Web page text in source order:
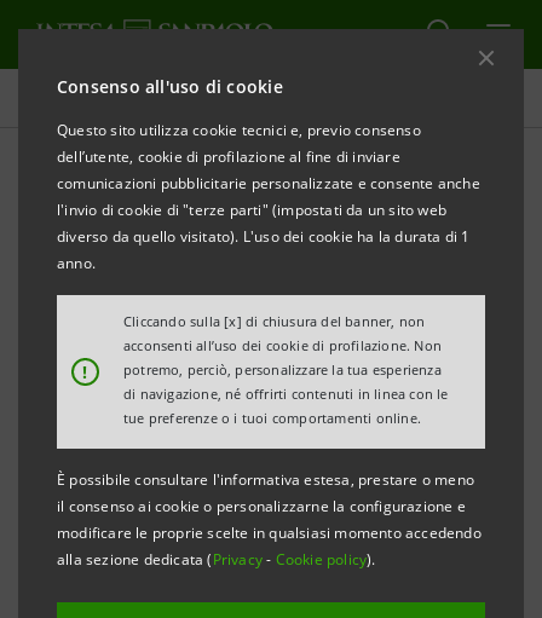
Consenso all'uso di cookie
Questo sito utilizza cookie tecnici e, previo consenso
dell’utente, cookie di profilazione al fine di inviare
comunicazioni pubblicitarie personalizzate e consente anche
l'invio di cookie di "terze parti" (impostati da un sito web
diverso da quello visitato). L'uso dei cookie ha la durata di 1
anno.
!
Cliccando sulla [x] di chiusura del banner, non
acconsenti all’uso dei cookie di profilazione. Non
potremo, perciò, personalizzare la tua esperienza
di navigazione, né offrirti contenuti in linea con le
tue preferenze o i tuoi comportamenti online.
È possibile consultare l'informativa estesa, prestare o meno
il consenso ai cookie o personalizzarne la configurazione e
modificare le proprie scelte in qualsiasi momento accedendo
alla sezione dedicata (Privacy- Cookie policy).
Intesa Sanpaolo On Air
CULTURA
00Podcast per conoscere la
vita degli agenti segreti
Alcuni hanno pagato con la vita. Altri l’hanno voluta,
dovuta o potuta cambiare. E c’è anche chi non è mai
uscito allo scoperto. Ma che cosa spinge un agente
segreto ad arruolarsi o a essere reclutato? In
esclusiva su Intesa Sanpaolo On Air, Gabriele Carrer,